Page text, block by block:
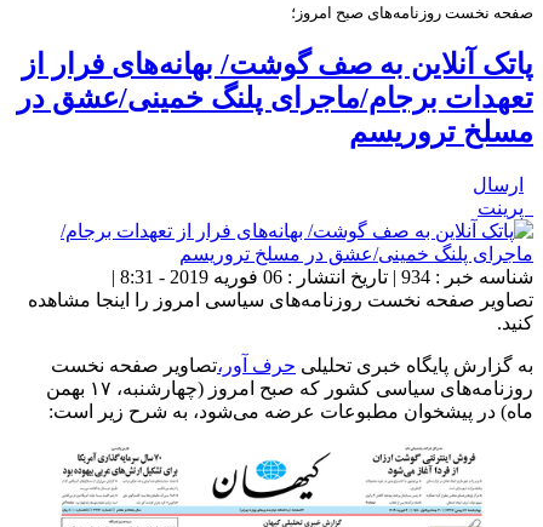
صفحه نخست روزنامه‌های صبح امروز؛
پاتک آنلاین به صف گوشت/ بهانه‌های فرار از
تعهدات برجام/ماجرای پلنگ خمینی/عشق در
مسلخ تروریسم
ارسال
پرینت
شناسه خبر : 934 | تاریخ انتشار : 06 فوریه 2019 - 8:31 |
تصاویر صفحه نخست روزنامه‌های سیاسی امروز را اینجا مشاهده
کنید.
به گزارش پایگاه خبری تحلیلی حرف آور،تصاویر صفحه نخست
روزنامه‌های سیاسی کشور که صبح امروز (چهارشنبه، ۱۷ بهمن
ماه) در پیشخوان مطبوعات عرضه می‌شود، به شرح زیر است: